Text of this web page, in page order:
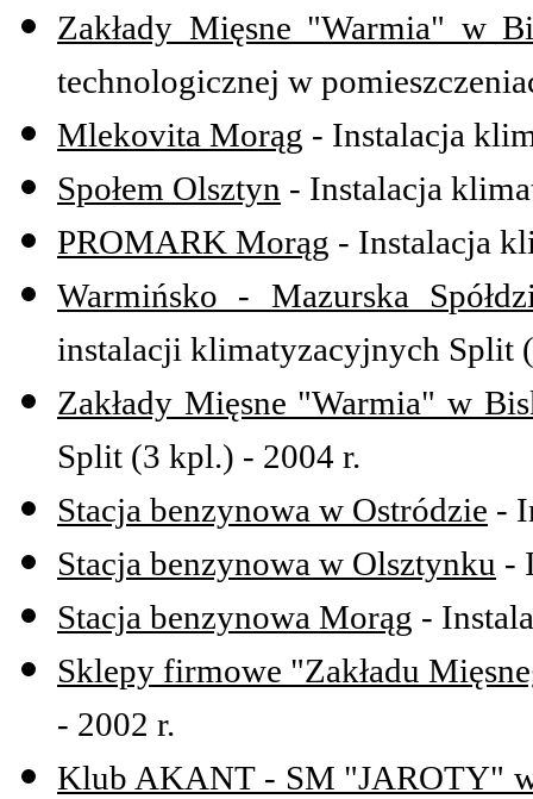
Zakłady Mięsne "Warmia" w
technologicznej w
Mlekovita Morąg - Instalacja
Społem Olsztyn - Instalacja
PROMARK Morąg - Instalacja
Warmińsko - Mazurska
instalacji klimatyzacyjnych Split
Zakłady Mięsne "Warmia" w
Split (3 kpl.) - 2004 r.
Stacja benzynowa w Ostródzie -
Stacja benzynowa w Olsztynku -
Stacja benzynowa Morąg -
Sklepy firmowe "Zakładu
- 2002 r.
Klub AKANT - SM "JAROTY"